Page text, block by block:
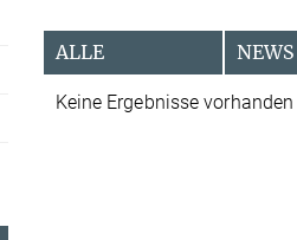
ALLE NEWS
Keine Ergebnisse vorhanden